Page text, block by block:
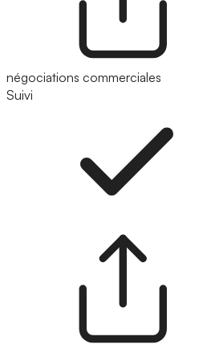
négociations commerciales
Suivi